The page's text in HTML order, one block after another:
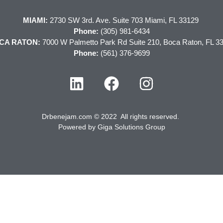
MIAMI: 2730 SW 3rd. Ave. Suite 703 Miami, FL 33129
Phone: (305) 981-6434
RATON: 7000 W Palmetto Park Rd Suite 210, Boca Raton, FL
Phone: (561) 376-9699
Drbenejam.com © 2022 All rights reserved.
Powered by Giga Solutions Group